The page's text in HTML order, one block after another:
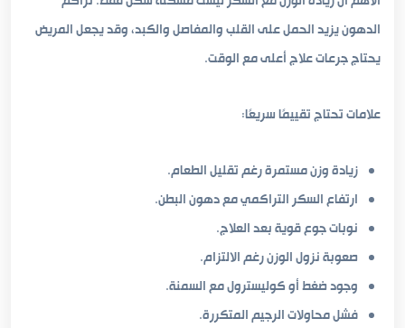
الدهون يزيد الحمل على القلب والمفاصل والكبد، وقد يجعل المريض
يحتاج جرعات علاج أعلى مع الوقت.
علامات تحتاج تقييمًا سريعًا:
زيادة وزن مستمرة رغم تقليل الطعام.
ارتفاع السكر التراكمي مع دهون البطن.
نوبات جوع قوية بعد العلاج.
صعوبة نزول الوزن رغم الالتزام.
وجود ضغط أو كوليسترول مع السمنة.
فشل محاولات الرجيم المتكررة.